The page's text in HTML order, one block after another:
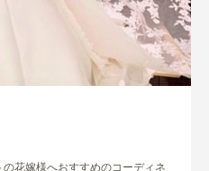
花嫁様へおすすめのコーディネ